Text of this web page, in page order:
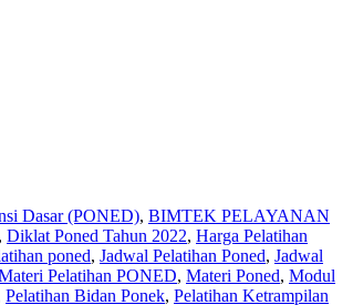
Dasar (PONED), BIMTEK PELAYANAN
, Diklat Poned Tahun 2022, Harga Pelatihan
poned, Jadwal Pelatihan Poned, Jadwal
Pelatihan PONED, Materi Poned, Modul
Pelatihan Bidan Ponek, Pelatihan Ketrampilan